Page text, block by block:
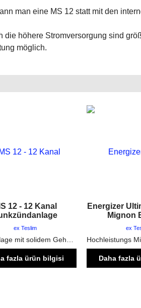
man eine MS 12 statt mit den
die höhere Stromversorgung sind
möglich.
12 - 12 Kanal
ex Teslim
fazla ürün bilgisi
Energizer
Mignon
ex
Daha fazla